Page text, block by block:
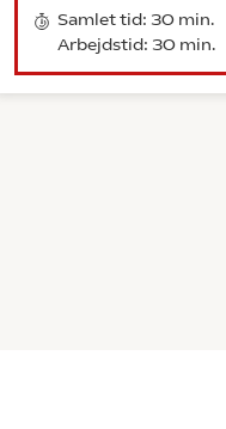
Samlet tid: 30 min.
Arbejdstid: 30 min.